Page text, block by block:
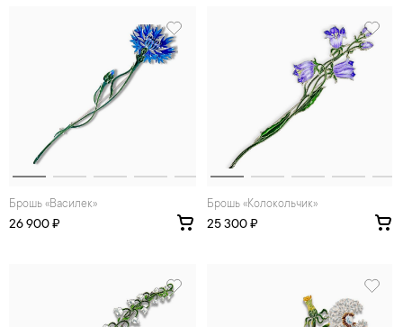
Брошь «Василек»
26 900 ₽
Брошь «Колокольчик»
25 300 ₽